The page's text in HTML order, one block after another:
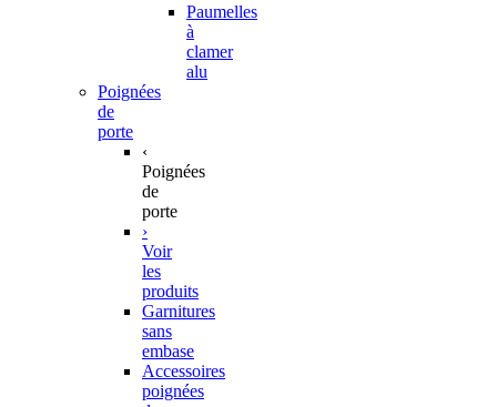
Paumelles
à
clamer
alu
Poignées
de
porte
‹
Poignées
de
porte
›
Voir
les
produits
Garnitures
sans
embase
Accessoires
poignées